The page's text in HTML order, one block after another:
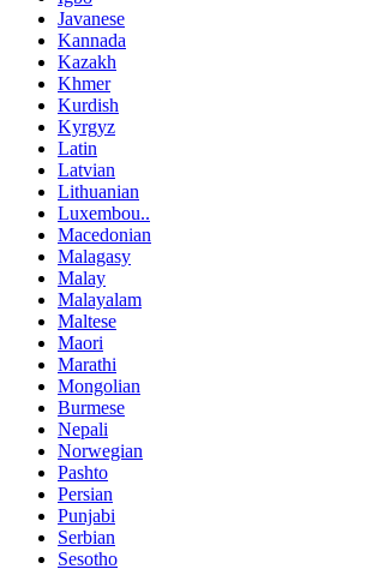
Javanese
Kannada
Kazakh
Khmer
Kurdish
Kyrgyz
Latin
Latvian
Lithuanian
Luxembou..
Macedonian
Malagasy
Malay
Malayalam
Maltese
Maori
Marathi
Mongolian
Burmese
Nepali
Norwegian
Pashto
Persian
Punjabi
Serbian
Sesotho